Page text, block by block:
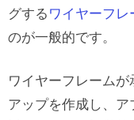
グする ワイヤーフ
のが一般的です。
ワイヤーフレーム
アップを作成し、